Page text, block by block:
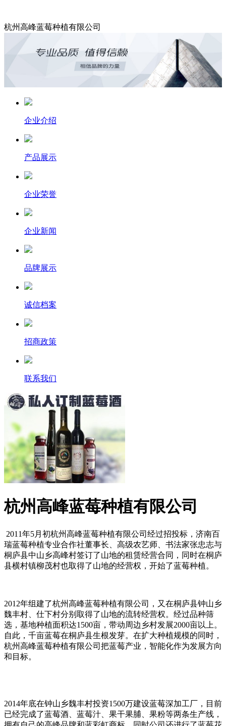
杭州高峰蓝莓种植有限公司
企业介绍
产品展示
企业荣誉
企业新闻
品牌展示
诚信档案
招商政策
联系我们
杭州高峰蓝莓种植有限公司
2011年5月初杭州高峰蓝莓种植有限公司经过招投标，济南百
瑞蓝莓种植专业合作社董事长、高级农艺师、书法家张忠志与
桐庐县中山乡高峰村签订了山地的租赁经营合同，同时在桐庐
县横村镇柳茂村也取得了山地的经营权，开始了蓝莓种植。
2012年组建了杭州高峰蓝莓种植有限公司，又在桐庐县钟山乡
魏丰村、仕下村分别取得了山地的流转经营权。经过品种筛
选，基地种植面积达1500亩，带动周边乡村发展2000亩以上。
自此，千亩蓝莓在桐庐县生根发芽。在扩大种植规模的同时，
杭州高峰蓝莓种植有限公司把蓝莓产业，智能化作为发展方向
和目标。
2014年底在钟山乡魏丰村投资1500万建设蓝莓深加工厂，目前
已经完成了蓝莓酒、蓝莓汁、果干果脯、果粉等两条生产线，